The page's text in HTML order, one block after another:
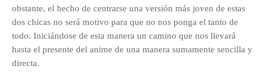
obstante, el hecho de centrarse una versión más joven de estas
dos chicas no será motivo para que no nos ponga el tanto de
todo. Iniciándose de esta manera un camino que nos llevará
hasta el presente del anime de una manera sumamente sencilla y
directa.